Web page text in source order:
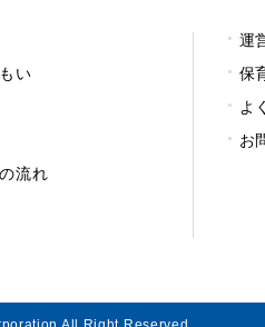
い
流れ
運
保
よ
お